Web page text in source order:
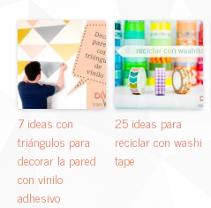
7 ideas con
triángulos para
decorar la pared
con vinilo
adhesivo
25 ideas para
reciclar con washi
tape